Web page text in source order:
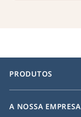
PRODUTOS
A NOSSA EMPRESA